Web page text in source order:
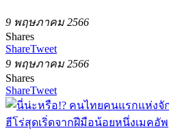
9 พฤษภาคม 2566
Shares
ShareTweet
9 พฤษภาคม 2566
Shares
ShareTweet